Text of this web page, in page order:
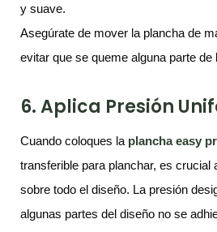
y suave.
Asegúrate de mover la plancha de
evitar que se queme alguna parte de
6. Aplica Presión
Cuando coloques la planchaeasy p
transferible para planchar, es crucial
sobre todo el diseño. La presión
algunas partes del diseño no se